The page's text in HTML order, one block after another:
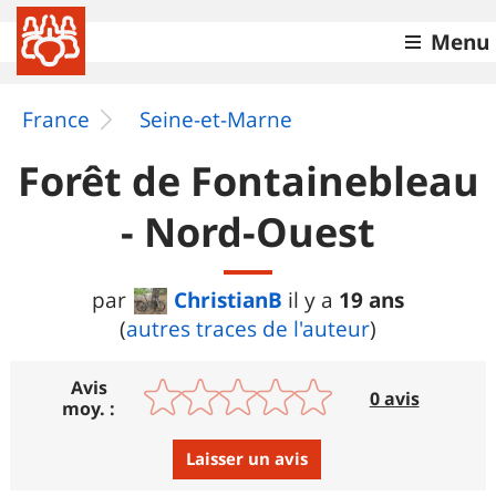
Menu
France Seine-et-Marne
Forêt de Fontainebleau
- Nord-Ouest
par ChristianB il y a 19 ans
(autres traces de l'auteur)
Avis
moy. :
0 avis
Laisser un avis